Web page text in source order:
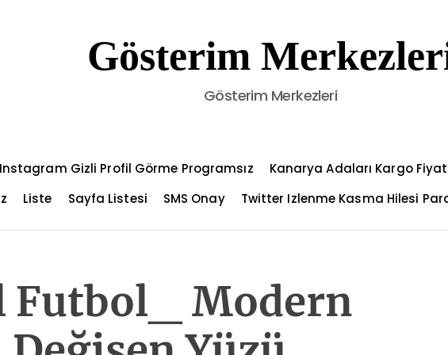
Gösterim
Gösterim Merkezleri
Instagram Gizli Profil Görme Programsız
Kanarya Adaları Kargo
Liste Sayfa Listesi SMS Onay Twitter Izlenme Kasma Hilesi
Futbol_ Modern